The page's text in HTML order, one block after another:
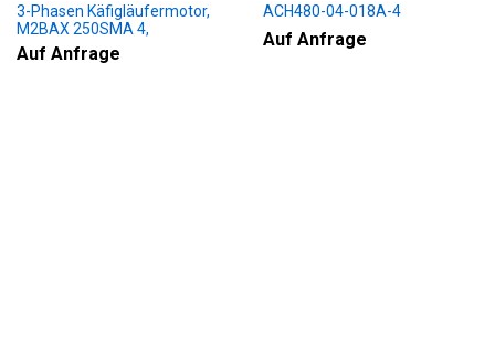
3-Phasen Käfigläufermotor,
M2BAX 250SMA 4,
+188+230+451+009
Auf Anfrage
ACH480-04-018A-4
Auf Anfrage